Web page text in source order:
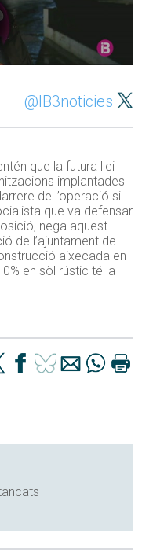
@IB3noticies
que la futura llei
implantades
de l’operació si
que va defensar
nega aquest
de l’ajuntament de
aixecada en
en sòl rústic té la